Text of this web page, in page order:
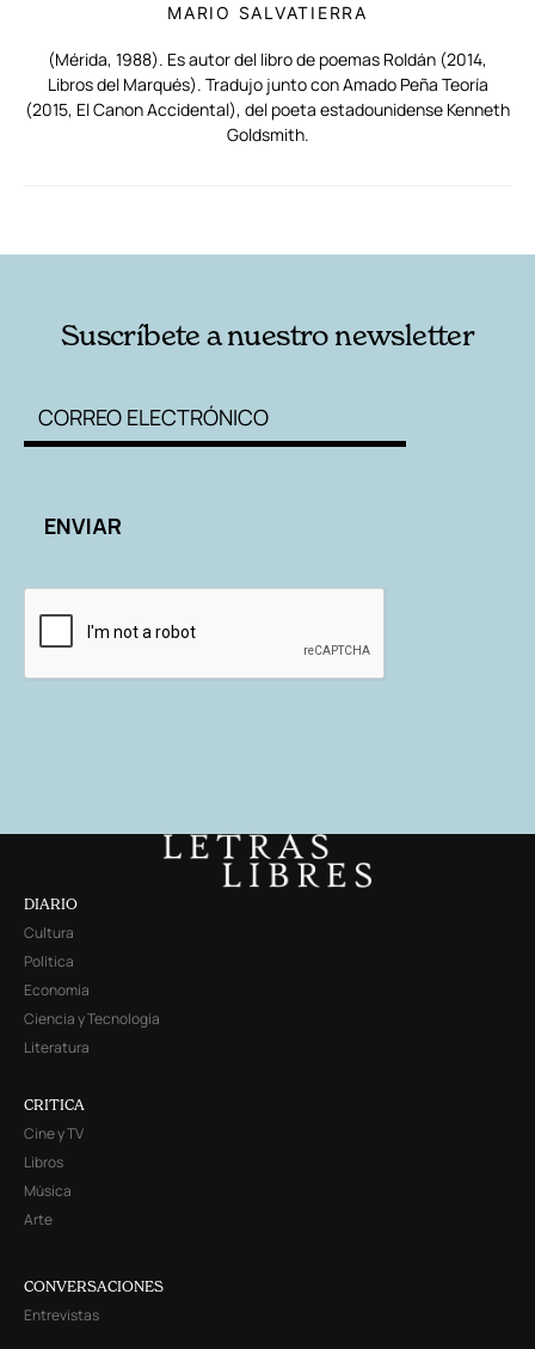
MARIO SALVATIERRA
(Mérida, 1988). Es autor del libro de poemas Roldán (2014,
Libros del Marqués). Tradujo junto con Amado Peña Teoría
(2015, El Canon Accidental), del poeta estadounidense Kenneth
Goldsmith.
Suscríbete a nuestro newsletter
DIARIO
Cultura
Política
Economía
Ciencia y Tecnología
Literatura
CRITICA
Cine y TV
Libros
Música
Arte
CONVERSACIONES
Entrevistas